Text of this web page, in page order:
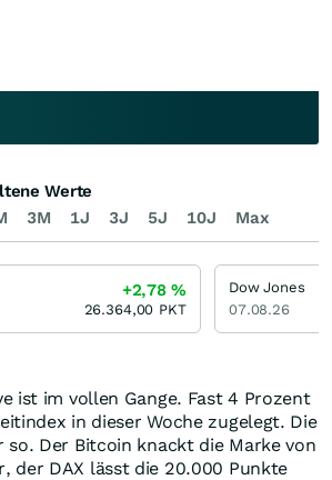
ist im vollen Gange. Fast 4 Prozent
in dieser Woche zugelegt. Die
so. Der Bitcoin knackt die Marke von
der DAX lässt die 20.000 Punkte
3M 1J 3J 5J 10J Max
Werte
+2,78%
26.364,00 PKT
Dow Jones
07.08.26